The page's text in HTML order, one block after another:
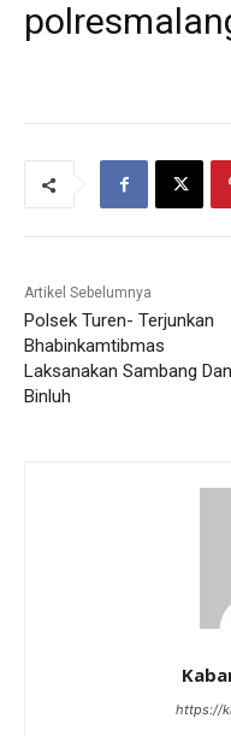
Artikel Sebelumnya
Polsek Turen- Terjunkan
Bhabinkamtibmas
Laksanakan Sambang Dan
Binluh
https://